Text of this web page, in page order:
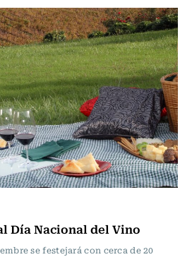
Día Nacional del Vino
se festejará con cerca de 20